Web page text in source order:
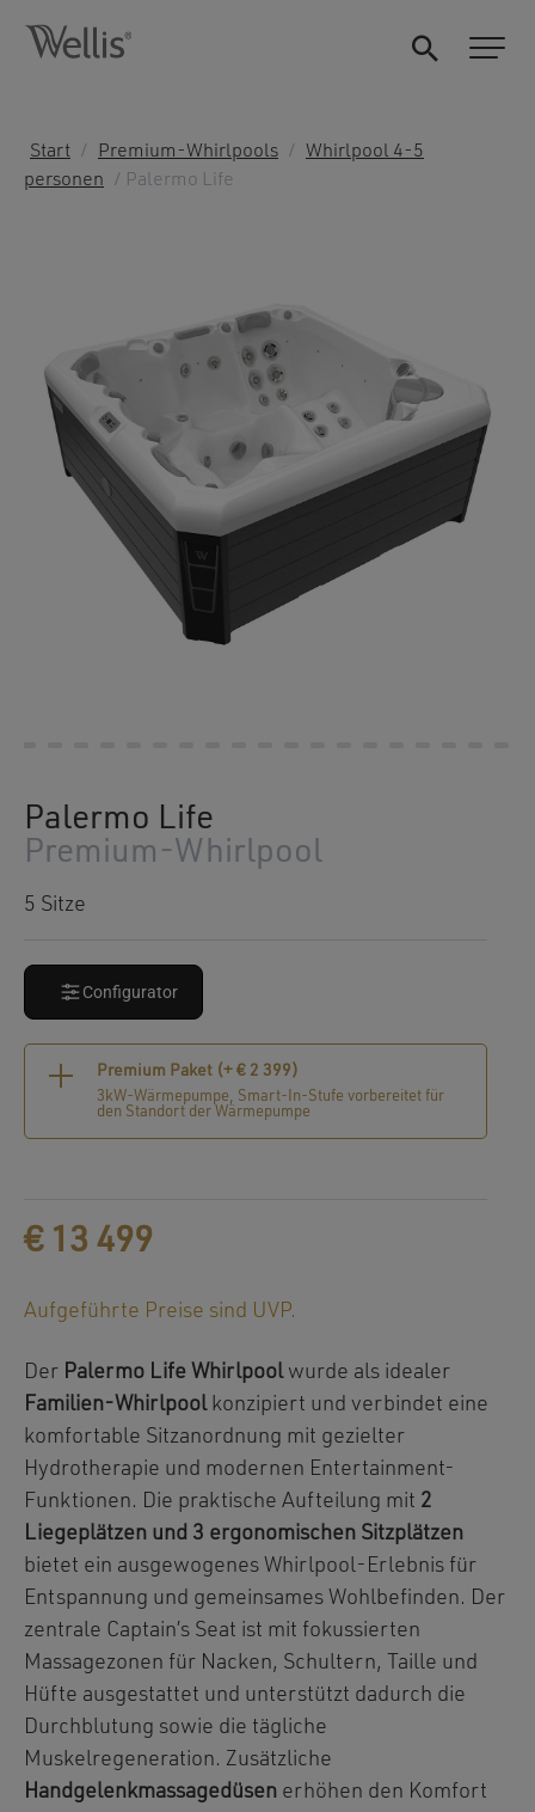
Start / Premium-Whirlpools /
Whirlpool 4-5
personen
/ Palermo Life
Palermo Life
Premium-Whirlpool
5 Sitze
Configurator
Premium Paket (+ €2 399 )
3kW-Wärmepumpe, Smart-In-Stufe vorbereitet für
den Standort der Wärmepumpe
€13 499
Aufgeführte Preise sind UVP.
Der Palermo Life Whirlpoolwurde als idealer
Familien-Whirlpoolkonzipiert und verbindet eine
komfortable Sitzanordnung mit gezielter
Hydrotherapie und modernen Entertainment-
Funktionen. Die praktische Aufteilung mit 2
Liegeplätzen und 3 ergonomischen Sitzplätzen
bietet ein ausgewogenes Whirlpool-Erlebnis für
Entspannung und gemeinsames Wohlbefinden. Der
zentrale Captain’s Seat ist mit fokussierten
Massagezonen für Nacken, Schultern, Taille und
Hüfte ausgestattet und unterstützt dadurch die
Durchblutung sowie die tägliche
Muskelregeneration. Zusätzliche
Handgelenkmassagedüsen erhöhen den Komfort